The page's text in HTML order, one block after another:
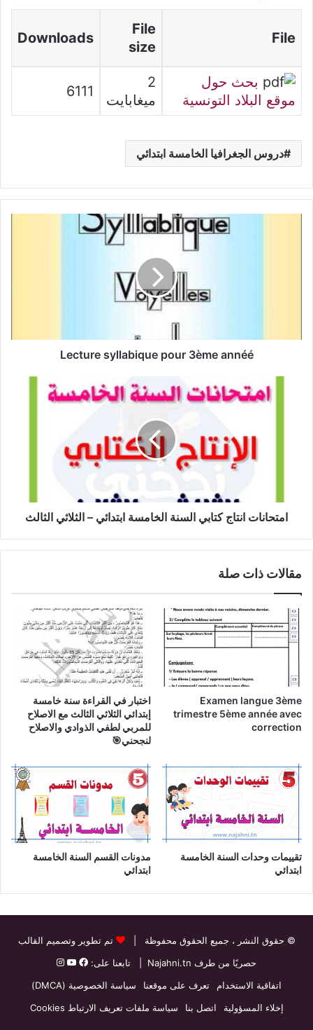
File
File
size
Downloads
بحث حول
موقع البلاد التونسية
2
ميغابايت
6111
دروس الجغرافيا الخامسة ابتدائي
Lecture syllabique pour 3ème annéé
الثالث
امتحانات انتاج كتابي السنة الخامسة ابتدائي – الثلاثي الثالث
مقالات ذات صلة
Examen langue 3ème
trimestre 5ème année avec
correction
اختبار في القراءة سنة خامسة
إبتدائي الثلاثي الثالث مع الاصلاح
للمربي لطفي الذوادي والاصلاح
لنجحني🎯
تقييمات وحدات السنة الخامسة
ابتدائي
مدونات القسم السنة الخامسة
ابتدائي
© حقوق النشر ، جميع الحقوق محفوظة |
تم تطوير وتصميم القالب
حصريًا من طرف Najahni.tn | تابعنا على:
اتفاقية الاستخدام
تعرف على موقعنا
سياسة الخصوصية (DMCA)
إخلاء المسؤولية
اتصل بنا سياسة ملفات تعريف الارتباط Cookies